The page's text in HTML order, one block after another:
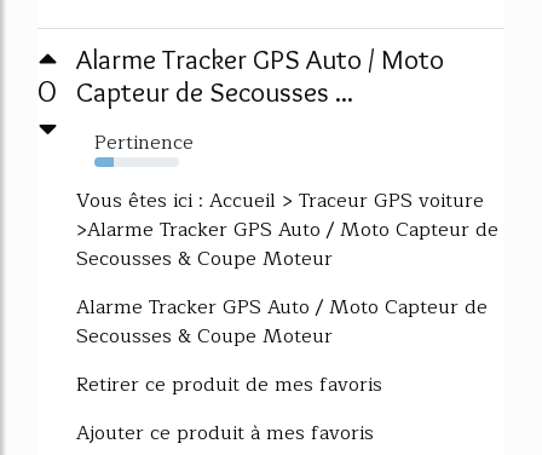
0
Alarme Tracker GPS Auto / Moto
Capteur de Secousses ...
Pertinence
23%
Vous êtes ici : Accueil > Traceur GPS voiture
>Alarme Tracker GPS Auto / Moto Capteur de
Secousses & Coupe Moteur
Alarme Tracker GPS Auto / Moto Capteur de
Secousses & Coupe Moteur
Retirer ce produit de mes favoris
Ajouter ce produit à mes favoris